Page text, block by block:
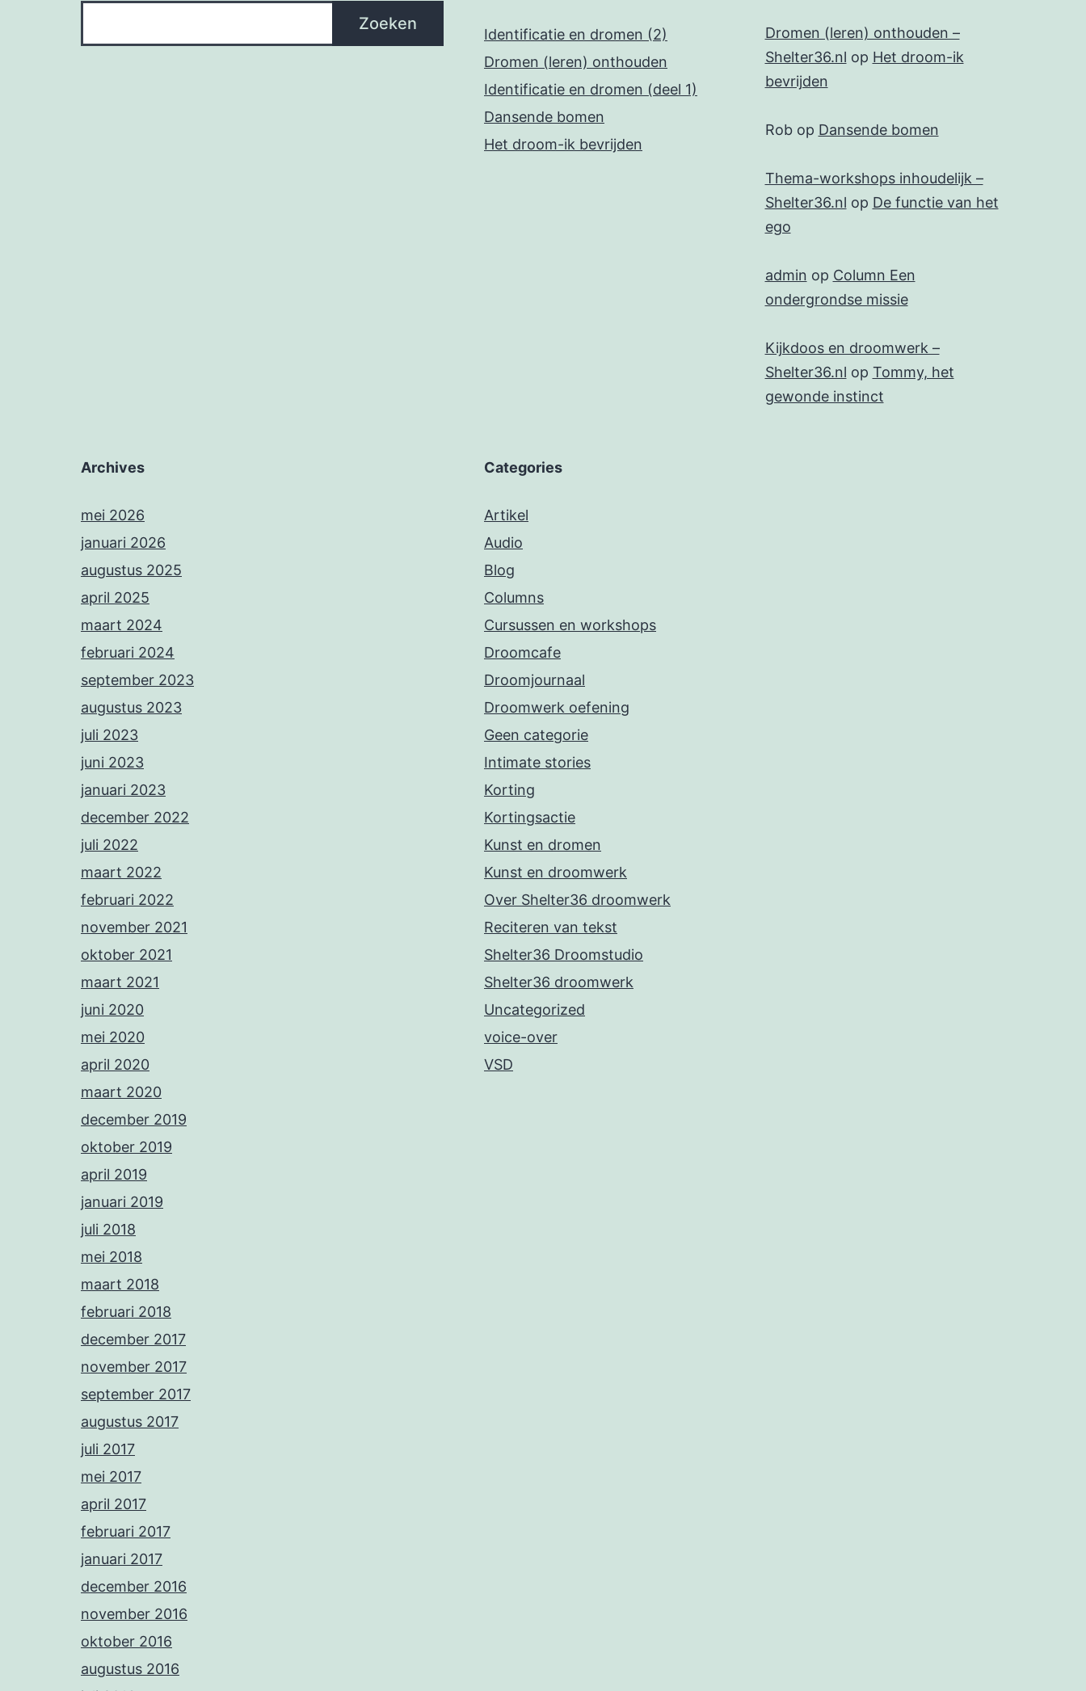
Zoeken
Identificatie en dromen (2)
Dromen (leren) onthouden
Identificatie en dromen (deel 1)
Dansende bomen
Het droom-ik bevrijden
Dromen (leren) onthouden –
Shelter36.nl op Het droom-ik
bevrijden
Robop Dansende bomen
Thema-workshops inhoudelijk –
Shelter36.nl op De functie van het
ego
admin op Column Een
ondergrondse missie
Kijkdoos en droomwerk –
Shelter36.nl op Tommy, het
gewonde instinct
Archives
mei 2026
januari 2026
augustus 2025
april 2025
maart 2024
februari 2024
september 2023
augustus 2023
juli 2023
juni 2023
januari 2023
december 2022
juli 2022
maart 2022
februari 2022
november 2021
oktober 2021
maart 2021
juni 2020
mei 2020
april 2020
maart 2020
december 2019
oktober 2019
april 2019
januari 2019
juli 2018
mei 2018
maart 2018
februari 2018
december 2017
november 2017
september 2017
augustus 2017
juli 2017
mei 2017
april 2017
februari 2017
januari 2017
december 2016
november 2016
oktober 2016
augustus 2016
Categories
Artikel
Audio
Blog
Columns
Cursussen en workshops
Droomcafe
Droomjournaal
Droomwerk oefening
Geen categorie
Intimate stories
Korting
Kortingsactie
Kunst en dromen
Kunst en droomwerk
Over Shelter36 droomwerk
Reciteren van tekst
Shelter36 Droomstudio
Shelter36 droomwerk
Uncategorized
voice-over
VSD